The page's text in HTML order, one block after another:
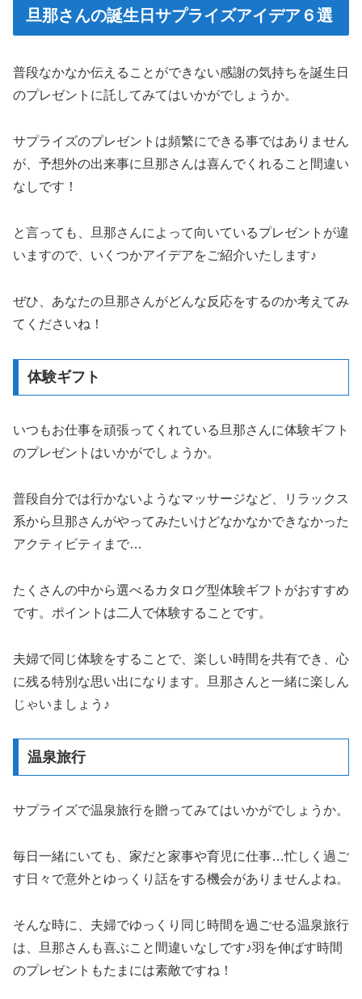
旦那さんの誕生日サプライズアイデア６選
普段なかなか伝えることができない感謝の気持ちを誕生日
のプレゼントに託してみてはいかがでしょうか。
サプライズのプレゼントは頻繁にできる事ではありません
が、予想外の出来事に旦那さんは喜んでくれること間違い
なしです！
と言っても、旦那さんによって向いているプレゼントが違
いますので、いくつかアイデアをご紹介いたします♪
ぜひ、あなたの旦那さんがどんな反応をするのか考えてみ
てくださいね！
体験ギフト
いつもお仕事を頑張ってくれている旦那さんに体験ギフト
のプレゼントはいかがでしょうか。
普段自分では行かないようなマッサージなど、リラックス
系から旦那さんがやってみたいけどなかなかできなかった
アクティビティまで…
たくさんの中から選べるカタログ型体験ギフトがおすすめ
です。ポイントは二人で体験することです。
夫婦で同じ体験をすることで、楽しい時間を共有でき、心
に残る特別な思い出になります。旦那さんと一緒に楽しん
じゃいましょう♪
温泉旅行
サプライズで温泉旅行を贈ってみてはいかがでしょうか。
毎日一緒にいても、家だと家事や育児に仕事…忙しく過ご
す日々で意外とゆっくり話をする機会がありませんよね。
そんな時に、夫婦でゆっくり同じ時間を過ごせる温泉旅行
は、旦那さんも喜ぶこと間違いなしです♪羽を伸ばす時間
のプレゼントもたまには素敵ですね！